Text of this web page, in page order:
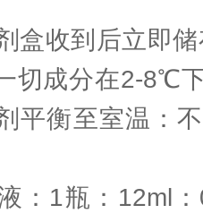
盒收到后立即
切成分在2-8℃
平衡至室温：
1瓶：12ml：